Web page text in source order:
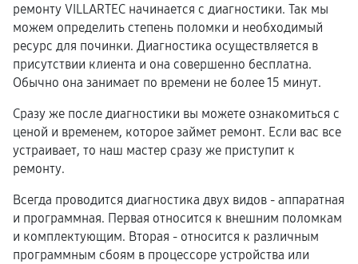
ремонту VILLARTEC начинается с диагностики. Так мы
можем определить степень поломки и необходимый
ресурс для починки. Диагностика осуществляется в
присутствии клиента и она совершенно бесплатна.
Обычно она занимает по времени не более 15 минут.
Сразу же после диагностики вы можете ознакомиться с
ценой и временем, которое займет ремонт. Если вас все
устраивает, то наш мастер сразу же приступит к
ремонту.
Всегда проводится диагностика двух видов - аппаратная
и программная. Первая относится к внешним поломкам
и комплектующим. Вторая - относится к различным
программным сбоям в процессоре устройства или